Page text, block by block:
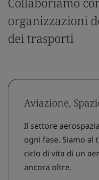
organizzazioni
dei trasporti
Aviazione,
Il settore
ogni fase. Siamo
ciclo di vita di un
ancora oltre.